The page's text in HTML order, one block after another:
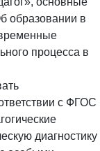
образовании в
процесса в
с ФГОС
диагностику